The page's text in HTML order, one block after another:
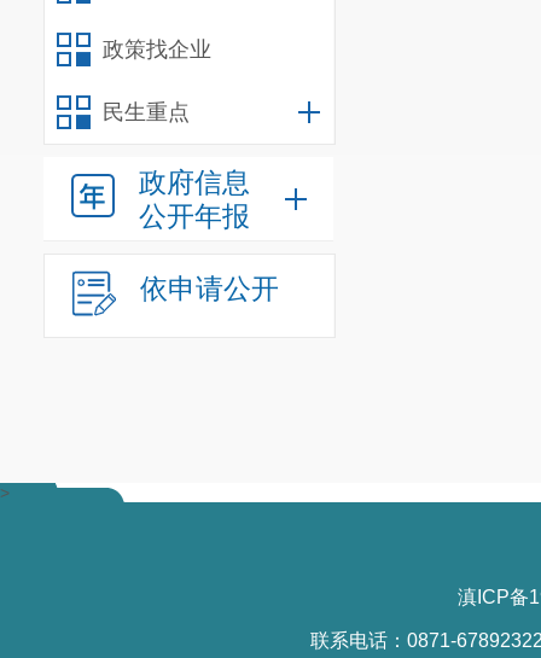
政策找企业
民生重点
政府信息
公开年报
依申请公开
>
滇ICP备
联系电话：0871-